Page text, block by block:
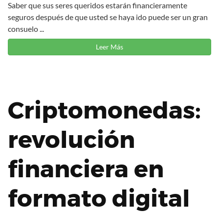
Saber que sus seres queridos estarán financieramente
seguros después de que usted se haya ido puede ser un gran
consuelo ...
Leer Más
Criptomonedas:
revolución
financiera en
formato digital